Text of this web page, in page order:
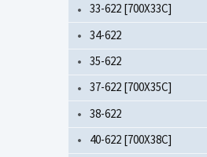
33-622 [700X33C]
34-622
35-622
37-622 [700X35C]
38-622
40-622 [700X38C]